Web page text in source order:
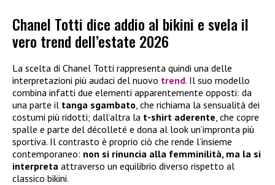
Chanel Totti dice addio al bikini e svela il
vero trend dell’estate 2026
La scelta di Chanel Totti rappresenta quindi una delle
interpretazioni più audaci del nuovo trend. Il suo modello
combina infatti due elementi apparentemente opposti: da
una parte il tanga sgambato , che richiama la sensualità dei
costumi più ridotti; dall’altra la t-shirt aderente , che copre
spalle e parte del décolleté e dona al look un’impronta più
sportiva. Il contrasto è proprio ciò che rende l’insieme
contemporaneo: non si rinuncia alla femminilità, ma la si
interpreta attraverso un equilibrio diverso rispetto al
classico bikini.